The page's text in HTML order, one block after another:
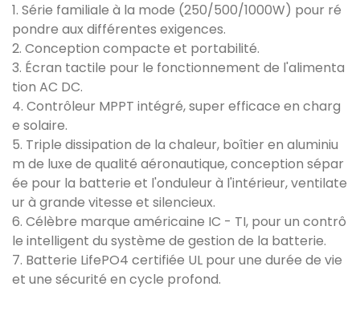
1. Série familiale à la mode (250/500/1000W) pour ré
pondre aux différentes exigences.
2. Conception compacte et portabilité.
3. Écran tactile pour le fonctionnement de l'alimenta
tion AC DC.
4. Contrôleur MPPT intégré, super efficace en charg
e solaire.
5. Triple dissipation de la chaleur, boîtier en aluminiu
m de luxe de qualité aéronautique, conception sépar
ée pour la batterie et l'onduleur à l'intérieur, ventilate
ur à grande vitesse et silencieux.
6. Célèbre marque américaine IC - TI, pour un contrô
le intelligent du système de gestion de la batterie.
7. Batterie LifePO4 certifiée UL pour une durée de vie
et une sécurité en cycle profond.